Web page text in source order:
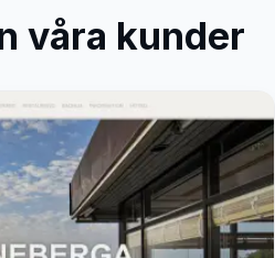
våra kunder